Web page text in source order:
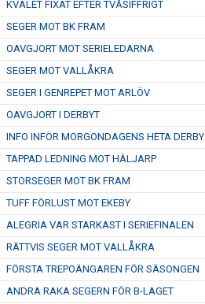
KVALET FIXAT EFTER TVÅSIFFRIGT
SEGER MOT BK FRAM
OAVGJORT MOT SERIELEDARNA
SEGER MOT VALLÅKRA
SEGER I GENREPET MOT ARLÖV
OAVGJORT I DERBYT
INFO INFÖR MORGONDAGENS HETA DERBY
TAPPAD LEDNING MOT HÄLJARP
STORSEGER MOT BK FRAM
TUFF FÖRLUST MOT EKEBY
ALEGRIA VAR STARKAST I SERIEFINALEN
RÄTTVIS SEGER MOT VALLÅKRA
FÖRSTA TREPOÄNGAREN FÖR SÄSONGEN
ANDRA RAKA SEGERN FÖR B-LAGET